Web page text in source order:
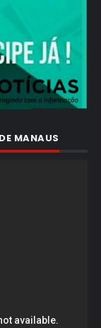
MANAUS